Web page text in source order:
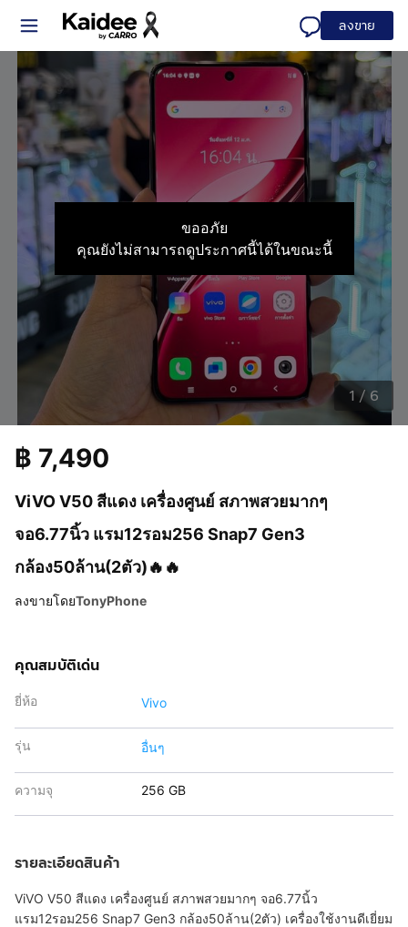
ลงขาย
ขออภัย
คุณยังไม่สามารถดูประกาศนี้ได้ในขณะนี้
1 / 6
ViVO V50 สีแดง เครื่องศูนย์ สภาพสวยมากๆ
จอ6.77นิ้ว แรม12รอม256 Snap7 Gen3
กล้อง50ล้าน(2ตัว)🔥🔥
฿ 7,490
ลงขายโดยTonyPhone
คุณสมบัติเด่น
ยี่ห้อ Vivo
รุ่น อื่นๆ
ความจุ 256 GB
รายละเอียดสินค้า
ViVO V50 สีแดง เครื่องศูนย์ สภาพสวยมากๆ จอ6.77นิ้ว
แรม12รอม256 Snap7 Gen3 กล้อง50ล้าน(2ตัว) เครื่องใช้งานดีเยี่ยม